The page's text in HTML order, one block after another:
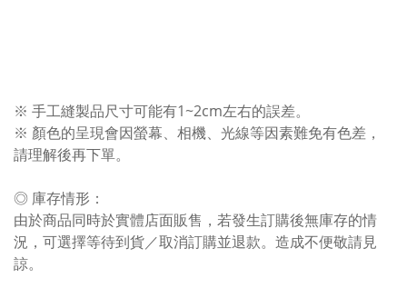
※ 手工縫製品尺寸可能有1~2cm左右的誤差。
※ 顏色的呈現會因螢幕、相機、光線等因素難免有色差，
請理解後再下單。
◎ 庫存情形：
由於商品同時於實體店面販售，若發生訂購後無庫存的情
況，可選擇等待到貨／取消訂購並退款。造成不便敬請見
諒。